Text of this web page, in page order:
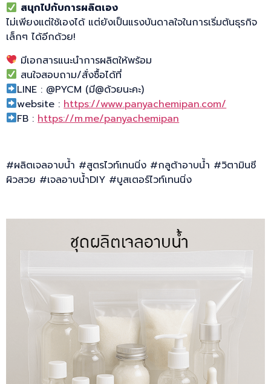
สนุกไปกับการผลิตเอง
ไม่เพียงแต่ใช้เองได้ แต่ยังเป็นแรงบันดาลใจในการเริ่มต้นธุรกิจ
เล็กๆ ได้อีกด้วย!
มีเอกสารแนะนำการผลิตให้พร้อม
สนใจสอบถาม/สั่งซื้อได้ที่
LINE : @PYCM (มี@ด้วยนะคะ)
website : https://www.panyachemipan.com/
FB : https://m.me/panyachemipan
#ผลิตเจลอาบน้ำ #สูตรไวท์เทนนิ่ง #กลูต้าอาบน้ำ #วิตามินซี
ผิวสวย #เจลอาบน้ำDIY #บูสเตอร์ไวท์เทนนิ่ง